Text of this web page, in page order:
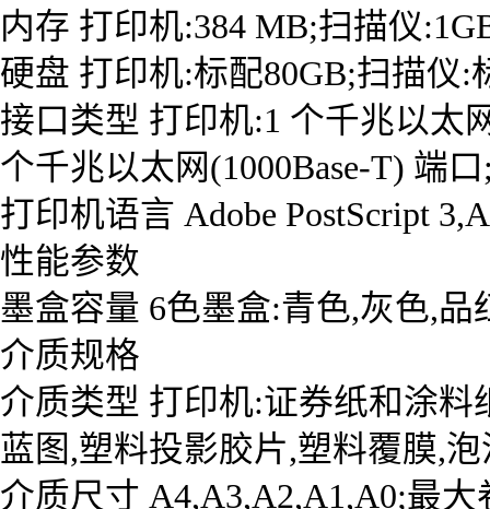
内存 打印机:384 MB;扫描仪
硬盘 打印机:标配80GB;扫描仪:
接口类型 打印机:1 个千兆以太
个千兆以太网(1000Base-T) 端
打印机语言 Adobe PostScript
性能参数
墨盒容量 6色墨盒:青色,灰色,
介质规格
介质类型 打印机:证券纸和涂
蓝图,塑料投影胶片,塑料覆膜,
介质尺寸 A4,A3,A2,A1,A0;最